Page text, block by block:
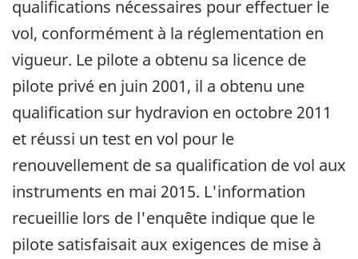
qualifications nécessaires pour effectuer le
vol, conformément à la réglementation en
vigueur. Le pilote a obtenu sa licence de
pilote privé en juin 2001, il a obtenu une
qualification sur hydravion en octobre 2011
et réussi un test en vol pour le
renouvellement de sa qualification de vol aux
instruments en mai 2015. L'information
recueillie lors de l'enquête indique que le
pilote satisfaisait aux exigences de mise à